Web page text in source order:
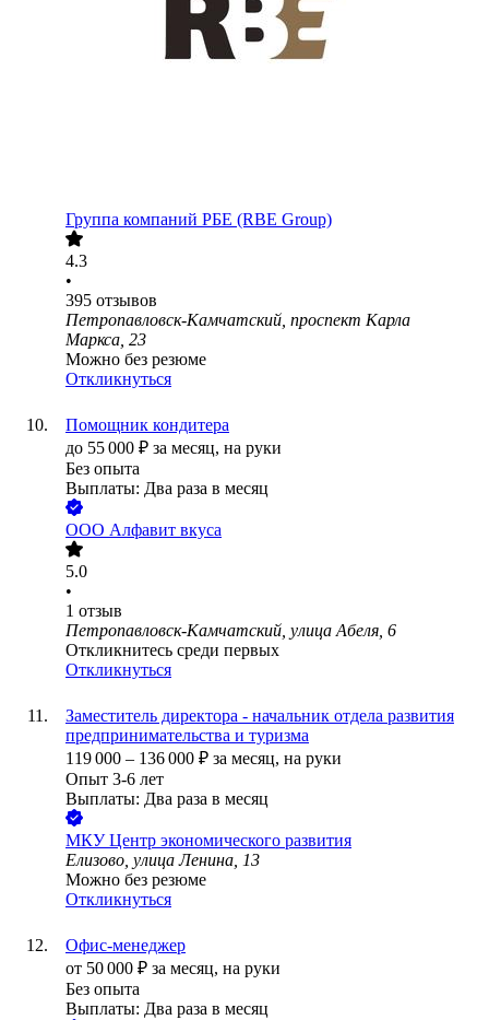
Группа компаний РБЕ (RBE Group)
4.3
•
395 отзывов
Петропавловск-Камчатский, проспект Карла
Маркса, 23
Можно без резюме
Откликнуться
Помощник кондитера
до 55 000 ₽ за месяц, на руки
Без опыта
Выплаты: Два раза в месяц
ООО Алфавит вкуса
5.0
•
1 отзыв
Петропавловск-Камчатский, улица Абеля, 6
Откликнитесь среди первых
Откликнуться
Заместитель директора - начальник отдела развития
предпринимательства и туризма
119 000 – 136 000 ₽ за месяц, на руки
Опыт 3-6 лет
Выплаты: Два раза в месяц
МКУ Центр экономического развития
Елизово, улица Ленина, 13
Можно без резюме
Откликнуться
Офис-менеджер
от 50 000 ₽ за месяц, на руки
Без опыта
Выплаты: Два раза в месяц